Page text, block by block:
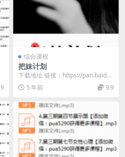
综合课程
把妹计划
下载地址 链接：https://pan.baidu.
com/s/1D5RxoGv...
5 年前 9.9